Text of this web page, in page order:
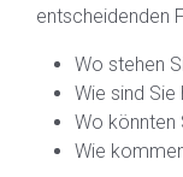
entscheidenden
Wo stehen
Wie sind
Wo könnten
Wie